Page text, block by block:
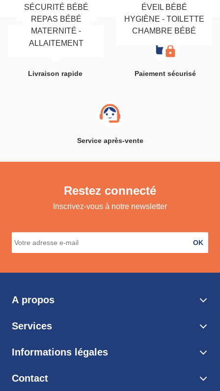
SÉCURITÉ BÉBÉ
ÉVEIL BÉBÉ
REPAS BÉBÉ
HYGIÈNE - TOILETTE
BÉBÉ
MATERNITÉ -
ALLAITEMENT
CHAMBRE BÉBÉ
Livraison rapide Paiement sécurisé
Service après-vente
Restez connecté
Inscrivez-vous à notre newsletter
OK
A propos
Services
Informations légales
Contact